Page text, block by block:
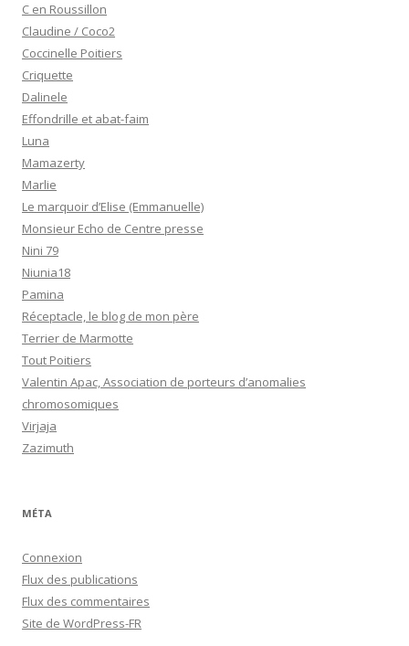
C en Roussillon
Claudine / Coco2
Coccinelle Poitiers
Criquette
Dalinele
Effondrille et abat-faim
Luna
Mamazerty
Marlie
Le marquoir d’Elise (Emmanuelle)
Monsieur Echo de Centre presse
Nini 79
Niunia18
Pamina
Réceptacle, le blog de mon père
Terrier de Marmotte
Tout Poitiers
Valentin Apac, Association de porteurs d’anomalies
chromosomiques
Virjaja
Zazimuth
MÉTA
Connexion
Flux des publications
Flux des commentaires
Site de WordPress-FR